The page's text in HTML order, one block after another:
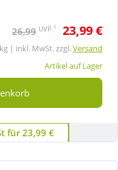
26,99 UVP 1 23,99 €
| inkl. MwSt. zzgl.Versand
Artikel auf Lager
für 23,99 €